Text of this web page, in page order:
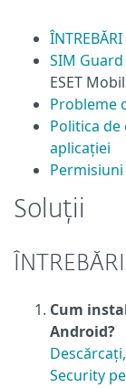
ÎNTREBĂRI
SIM
ESET
Probleme
Politica
aplicației
Soluții
Cum
Android?
Security